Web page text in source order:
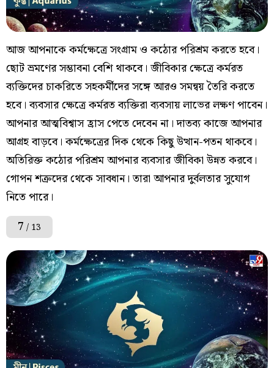
আজ আপনাকে কর্মক্ষেত্রে সংগ্রাম ও কঠোর পরিশ্রম করতে হবে।
ছোট ভ্রমণের সম্ভাবনা বেশি থাকবে। জীবিকার ক্ষেত্রে কর্মরত
ব্যক্তিদের চাকরিতে সহকর্মীদের সঙ্গে আরও সমন্বয় তৈরি করতে
হবে। ব্যবসার ক্ষেত্রে কর্মরত ব্যক্তিরা ব্যবসায় লাভের লক্ষণ পাবেন।
আপনার আত্মবিশ্বাস হ্রাস পেতে দেবেন না। দাতব্য কাজে আপনার
আগ্রহ বাড়বে। কর্মক্ষেত্রের দিক থেকে কিছু উত্থান-পতন থাকবে।
অতিরিক্ত কঠোর পরিশ্রম আপনার ব্যবসার জীবিকা উন্নত করবে।
গোপন শত্রুদের থেকে সাবধান। তারা আপনার দুর্বলতার সুযোগ
নিতে পারে।
7 / 13